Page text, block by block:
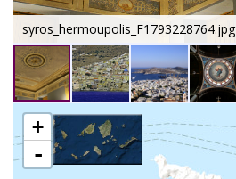
syros_hermoupolis_F1793228764.jpg
+
-